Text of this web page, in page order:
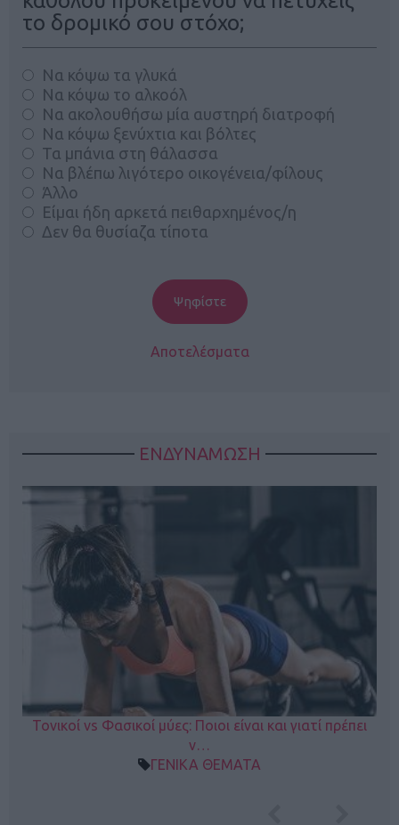
το δρομικό σου στόχο;
Να κόψω τα γλυκά
Να κόψω το αλκοόλ
Να ακολουθήσω μία αυστηρή διατροφή
Να κόψω ξενύχτια και βόλτες
Τα μπάνια στη θάλασσα
Να βλέπω λιγότερο οικογένεια/φίλους
Άλλο
Είμαι ήδη αρκετά πειθαρχημένος/η
Δεν θα θυσίαζα τίποτα
Αποτελέσματα
ΕΝΔΥΝΑΜΩΣΗ
Τονικοί vs Φασικοί μύες: Ποιοι είναι και γιατί πρέπει
ν…
ΓΕΝΙΚΑ ΘΕΜΑΤΑ